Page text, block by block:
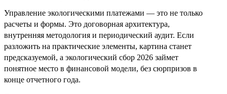
Управление экологическими платежами — это не только
расчеты и формы. Это договорная архитектура,
внутренняя методология и периодический аудит. Если
разложить на практические элементы, картина станет
предсказуемой, а экологический сбор 2026 займет
понятное место в финансовой модели, без сюрпризов в
конце отчетного года.